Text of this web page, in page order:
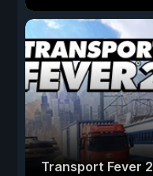
Transport Fever 2